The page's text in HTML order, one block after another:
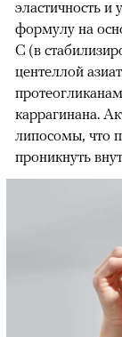
эластичность
формулу на
С (в
центеллой
каррагинана.
липосомы, что
проникнуть